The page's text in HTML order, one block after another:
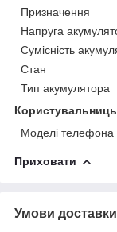
Призначення
Напруга
Сумісність
Стан
Тип акумулятора
Моделі телефона
Приховати
Умови доставки